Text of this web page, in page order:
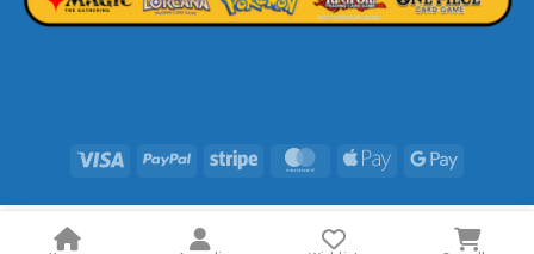
Visa PayPal Stripe MasterCard
Apple
Google